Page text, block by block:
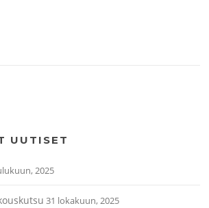
UUTISET
2025
31 lokakuun, 2025